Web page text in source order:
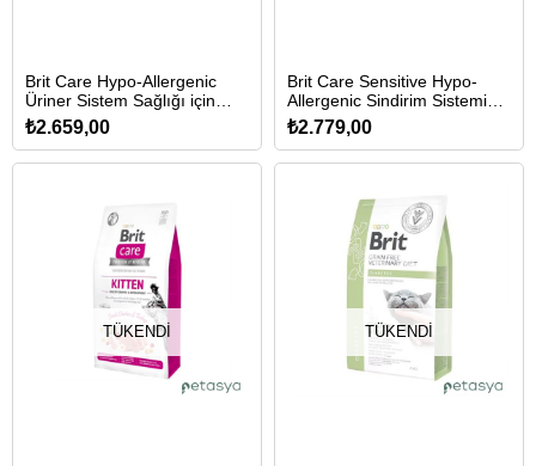
Brit Care Hypo-Allergenic
Üriner Sistem Sağlığı için
Tahılsız Kısırlaştırılmış Kedi
Maması 7 Kg
₺2.659,00
Brit Care Sensitive Hypo-
Allergenic Sindirim Sistemi
Destekleyici Tahılsız Yetişkin
Kedi Maması 7 Kg
₺2.779,00
TÜKENDI TÜKENDI